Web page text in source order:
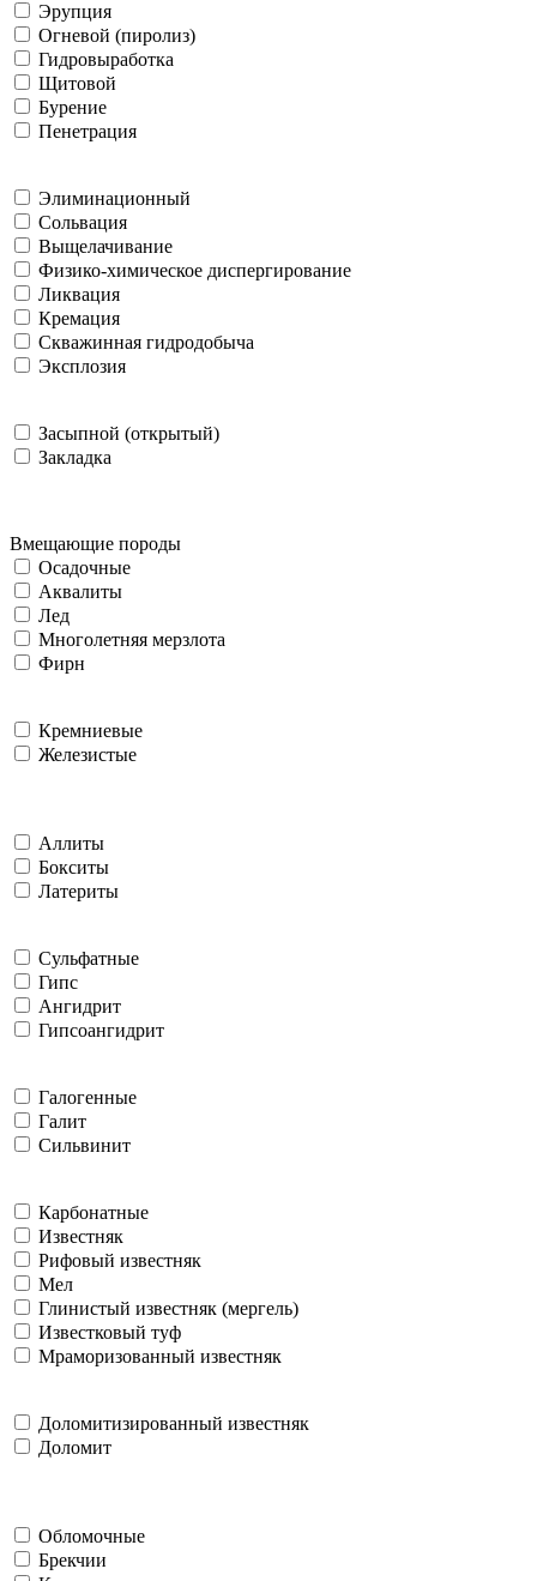
Эрупция
Огневой (пиролиз)
Гидровыработка
Щитовой
Бурение
Пенетрация
Элиминационный
Сольвация
Выщелачивание
Физико-химическое диспергирование
Ликвация
Кремация
Скважинная гидродобыча
Эксплозия
Засыпной (открытый)
Закладка
Вмещающие породы
Осадочные
Аквалиты
Лед
Многолетняя мерзлота
Фирн
Кремниевые
Железистые
Аллиты
Бокситы
Латериты
Сульфатные
Гипс
Ангидрит
Гипсоангидрит
Галогенные
Галит
Сильвинит
Карбонатные
Известняк
Рифовый известняк
Мел
Глинистый известняк (мергель)
Известковый туф
Мраморизованный известняк
Доломитизированный известняк
Доломит
Обломочные
Брекчии